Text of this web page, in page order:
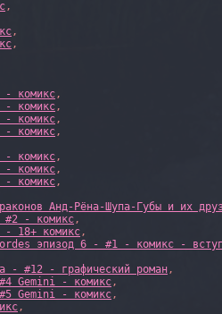
,
,
,
- комикс,
- комикс,
- комикс,
- комикс,
- комикс,
- комикс,
- комикс,
Анд-Рёна-Шупа-Губы и их
#2 - комикс,
- 18+ комикс,
эпизод 6 - #1 - комикс -
- #12 - графический роман,
Gemini - комикс,
Gemini - комикс,
,